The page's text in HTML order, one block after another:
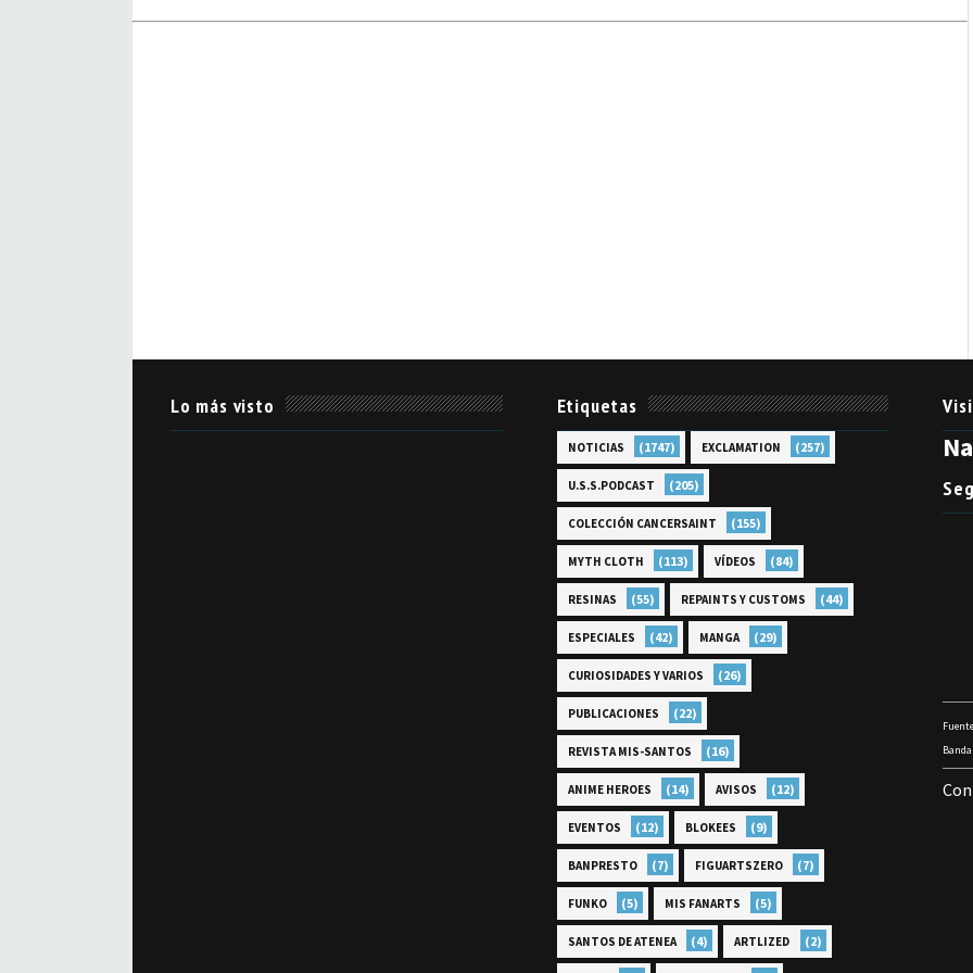
Lo más visto Etiquetas
NOTICIAS (1747) EXCLAMATION (257)
U.S.S.PODCAST (205)
COLECCIÓN CANCERSAINT (155)
MYTH CLOTH (113) VÍDEOS (84)
RESINAS (55) REPAINTS Y CUSTOMS (44)
ESPECIALES (42) MANGA (29)
CURIOSIDADES Y VARIOS (26)
PUBLICACIONES (22)
REVISTA MIS-SANTOS (16)
ANIME HEROES (14) AVISOS (12)
EVENTOS (12) BLOKEES (9)
BANPRESTO (7) FIGUARTSZERO (7)
FUNKO (5) MIS FANARTS (5)
SANTOS DE ATENEA (4) ARTLIZED (2)